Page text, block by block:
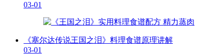
03-01
《塞尔达传说王国之泪》料理食谱原理讲解
03-01